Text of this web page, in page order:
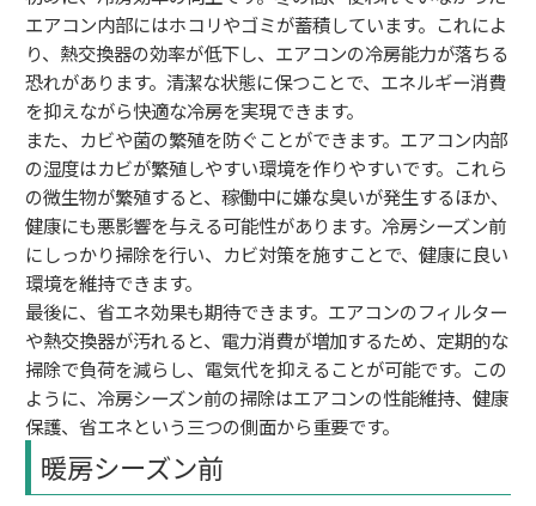
エアコン内部にはホコリやゴミが蓄積しています。これによ
り、熱交換器の効率が低下し、エアコンの冷房能力が落ちる
恐れがあります。清潔な状態に保つことで、エネルギー消費
を抑えながら快適な冷房を実現できます。
また、カビや菌の繁殖を防ぐことができます。エアコン内部
の湿度はカビが繁殖しやすい環境を作りやすいです。これら
の微生物が繁殖すると、稼働中に嫌な臭いが発生するほか、
健康にも悪影響を与える可能性があります。冷房シーズン前
にしっかり掃除を行い、カビ対策を施すことで、健康に良い
環境を維持できます。
最後に、省エネ効果も期待できます。エアコンのフィルター
や熱交換器が汚れると、電力消費が増加するため、定期的な
掃除で負荷を減らし、電気代を抑えることが可能です。この
ように、冷房シーズン前の掃除はエアコンの性能維持、健康
保護、省エネという三つの側面から重要です。
暖房シーズン前